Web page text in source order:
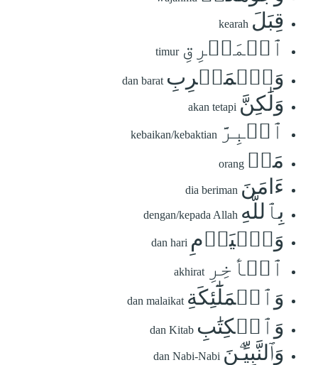
قِبَلَ kearah
ٱلۡمَشۡرِقِ timur
وَٱلۡمَغۡرِبِ dan barat
وَلَٰكِنَّ akan tetapi
ٱلۡبِرَّ kebaikan/kebaktian
مَنۡ orang
ءَامَنَ dia beriman
بِٱللَّهِ dengan/kepada Allah
وَٱلۡيَوۡمِ dan hari
ٱلۡأٓخِرِ akhirat
وَٱلۡمَلَٰٓئِكَةِ dan malaikat
وَٱلۡكِتَٰبِ dan Kitab
وَٱلنَّبِيِّـۧنَ dan Nabi-Nabi